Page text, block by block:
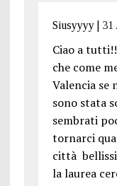
Siusyyyy| 31
Ciao a
che come
Valencia se
sono stata
sembrati
tornarci
città
la laurea